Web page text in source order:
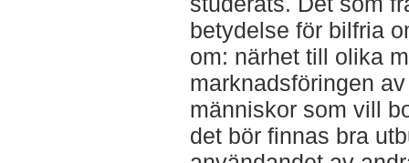
betydelse för bilfria
om: närhet till olika
marknadsföringen
människor som vill
det bör finnas bra